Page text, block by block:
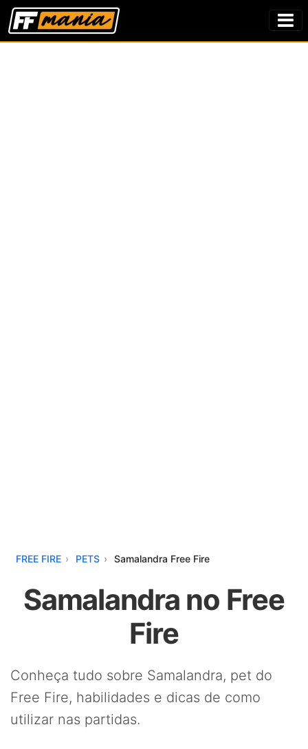
FREE FIRE PETS Samalandra Free Fire
Samalandra no Free
Fire
Conheça tudo sobre Samalandra, pet do
Free Fire, habilidades e dicas de como
utilizar nas partidas.